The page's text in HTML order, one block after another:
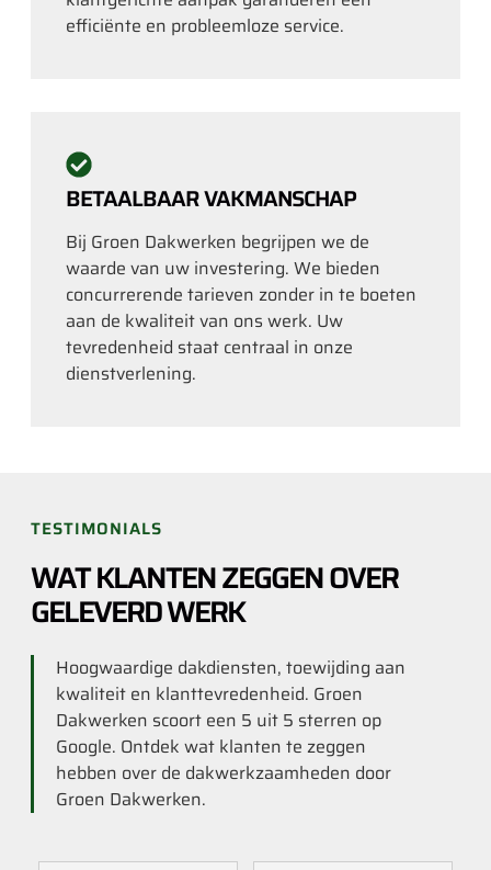
efficiënte en probleemloze service.
BETAALBAAR VAKMANSCHAP
Bij Groen Dakwerken begrijpen we de
waarde van uw investering. We bieden
concurrerende tarieven zonder in te boeten
aan de kwaliteit van ons werk. Uw
tevredenheid staat centraal in onze
dienstverlening.
TESTIMONIALS
WAT KLANTEN ZEGGEN OVER
GELEVERD WERK
Hoogwaardige dakdiensten, toewijding aan
kwaliteit en klanttevredenheid. Groen
Dakwerken scoort een 5 uit 5 sterren op
Google. Ontdek wat klanten te zeggen
hebben over de dakwerkzaamheden door
Groen Dakwerken.